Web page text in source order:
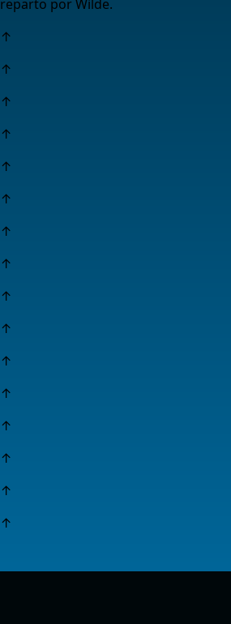
reparto por Wilde.
↑
↑
↑
↑
↑
↑
↑
↑
↑
↑
↑
↑
↑
↑
↑
↑